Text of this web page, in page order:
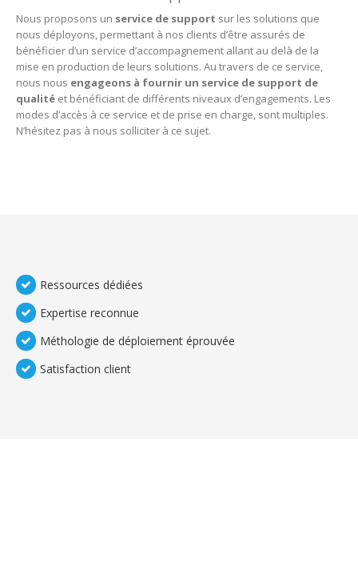
Nous proposons un service de support sur les solutions que
nous déployons, permettant à nos clients d’être assurés de
bénéficier d’un service d’accompagnement allant au delà de la
mise en production de leurs solutions. Au travers de ce service,
nous nous engageons à fournir un service de support de
qualité et bénéficiant de différents niveaux d’engagements. Les
modes d’accès à ce service et de prise en charge, sont multiples.
N’hésitez pas à nous solliciter à ce sujet.
Ressources dédiées
Expertise reconnue
Méthologie de déploiement éprouvée
Satisfaction client